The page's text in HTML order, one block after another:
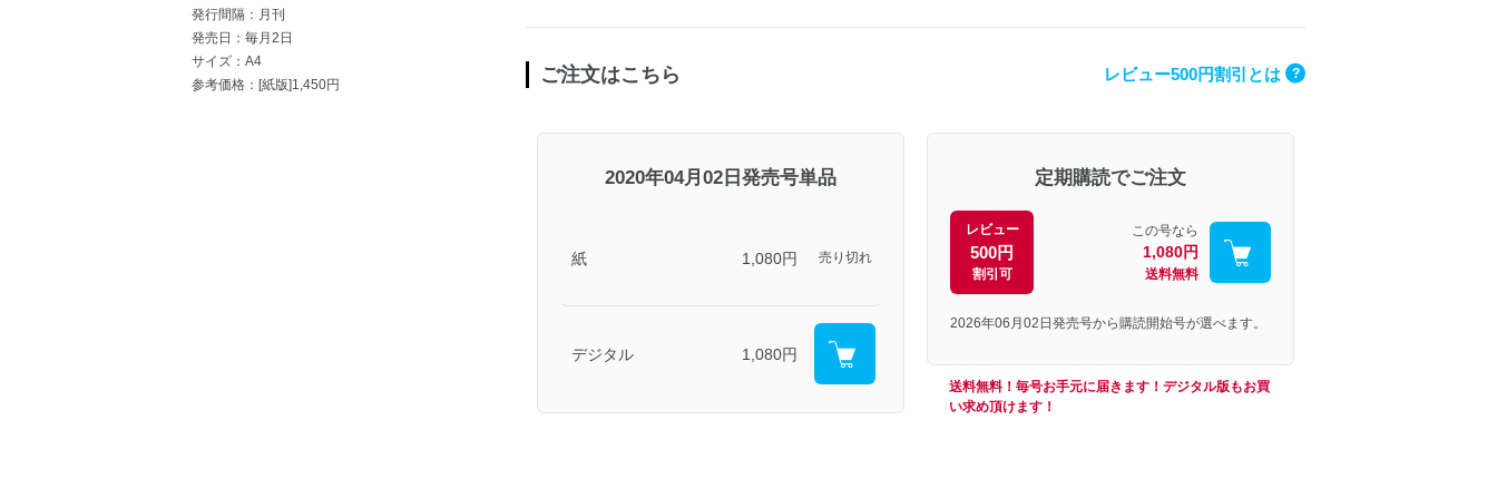
発行間隔：月刊
発売日：毎月2日
サイズ：A4
参考価格：[紙版]1,450円
ご注文はこちら レビュー500円割引とは ?
2020年04月02日発売号単品
紙 1,080円 売り切れ
デジタル 1,080円
定期購読でご注文
レビュー
500円
割引可
この号なら
1,080円
送料無料
2026年06月02日発売号から購読開始号が選べます。
送料無料！毎号お手元に届きます！デジタル版もお買
い求め頂けます！